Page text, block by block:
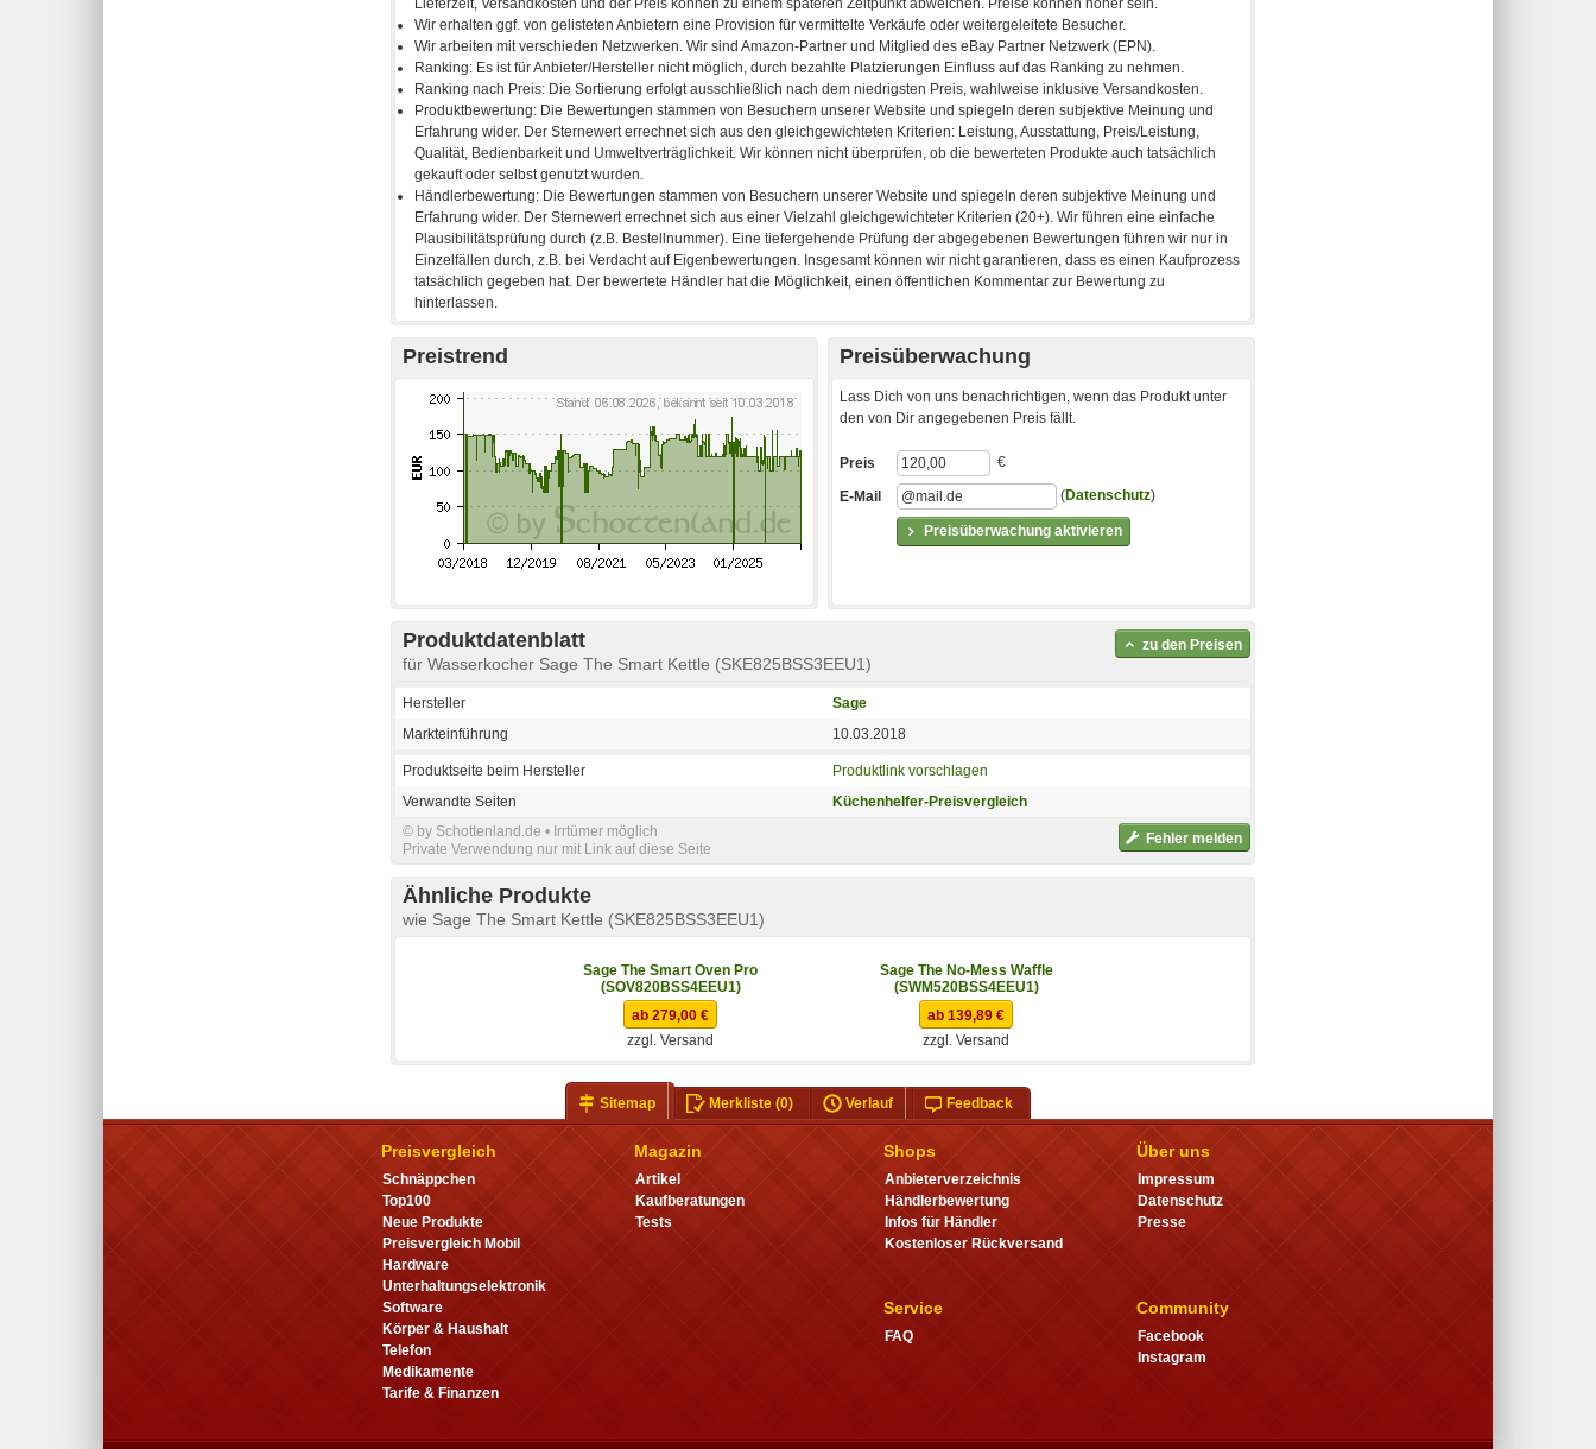
Preistrend Preisüberwachung
Lass Dich von uns benachrichtigen, wenn das Produkt unter
den von Dir angegebenen Preis fällt.
Preisüberwachung aktivieren
Preis €
E-Mail (Datenschutz)
Produktdatenblatt
für Wasserkocher Sage The Smart Kettle (SKE825BSS3EEU1)
zu den Preisen
Hersteller
Sage
Markteinführung
10.03.2018
Produktseite beim Hersteller
Produktlink vorschlagen
Verwandte Seiten
Küchenhelfer-Preisvergleich
Fehler melden
© by Schottenland.de • Irrtümer möglich
Private Verwendung nur mit Link auf diese Seite
Ähnliche Produkte
wie Sage The Smart Kettle (SKE825BSS3EEU1)
Sage The Smart Oven Pro
(SOV820BSS4EEU1)
Sage The No-Mess Waffle
(SWM520BSS4EEU1)
ab 279,00 €
zzgl. Versand
ab 139,89 €
zzgl. Versand
Sitemap Merkliste(0) Verlauf Feedback
Preisvergleich
Schnäppchen
Top100
Neue Produkte
Preisvergleich Mobil
Hardware
Unterhaltungselektronik
Software
Körper & Haushalt
Telefon
Medikamente
Tarife & Finanzen
Magazin
Artikel
Kaufberatungen
Tests
Shops
Anbieterverzeichnis
Händlerbewertung
Infos für Händler
Kostenloser Rückversand
Service
FAQ
Über uns
Impressum
Datenschutz
Presse
Community
Facebook
Instagram